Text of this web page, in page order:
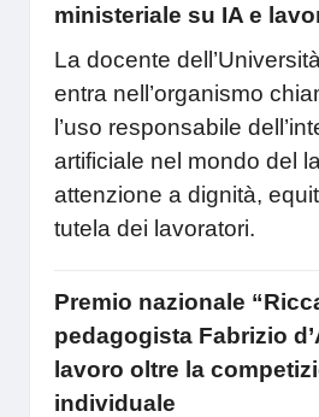
ministeriale su IA e
La docente
entra nell’organismo
l’uso responsabile
artificiale nel mondo del
attenzione a dignità,
tutela dei lavoratori.
Premio nazionale
pedagogista Fabrizio
lavoro oltre la
individuale